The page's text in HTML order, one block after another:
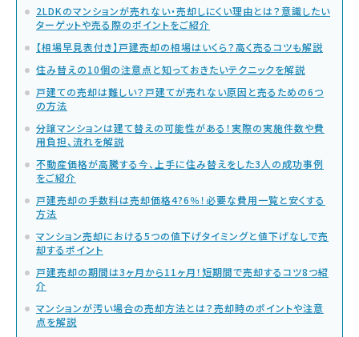
2LDKのマンションが売れない・売却しにくい理由とは？意識したい
ターゲットや売る際のポイントをご紹介
【相場早見表付き】戸建売却の相場はいくら？高く売るコツも解説
住み替えの10個の注意点と知っておきたいテクニックを解説
戸建ての売却は難しい？戸建てが売れない原因と売るための6つ
の方法
分譲マンションは建て替えの可能性がある！実際の実施件数や費
用負担、流れを解説
不動産価格が高騰する今、上手に住み替えをした3人の成功事例
をご紹介
戸建売却の手数料は売却価格4?6％！必要な費用一覧と安くする
方法
マンション売却における5つの値下げタイミングと値下げなしで売
却するポイント
戸建売却の期間は3ヶ月から11ヶ月！短期間で売却するコツ8つ紹
介
マンションが汚い場合の売却方法とは？売却時のポイントや注意
点を解説